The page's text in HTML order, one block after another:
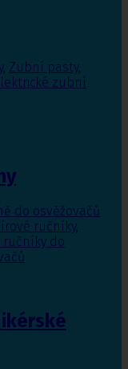
, Zubní pasty,
zubní
do osvěžovačů
ručníky,
ručníky do